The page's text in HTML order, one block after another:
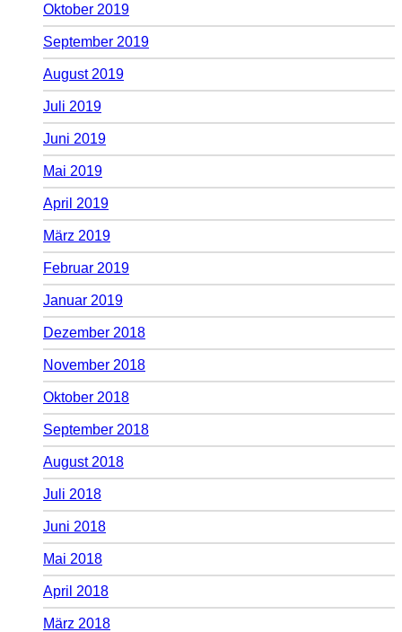
Oktober 2019
September 2019
August 2019
Juli 2019
Juni 2019
Mai 2019
April 2019
März 2019
Februar 2019
Januar 2019
Dezember 2018
November 2018
Oktober 2018
September 2018
August 2018
Juli 2018
Juni 2018
Mai 2018
April 2018
März 2018